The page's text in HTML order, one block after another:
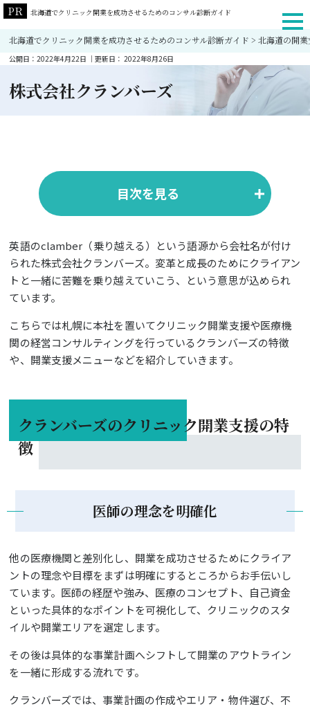
北海道でクリニック開業を成功させるためのコンサル診断ガイド
北海道でクリニック開業を成功させるためのコンサル診断ガイド >北海道の開
公開日：2022年4月22日 ｜更新日：2022年8月26日
株式会社クランバーズ
目次を見る
クランバーズのクリニック開業支援の特徴
クランバーズのクリニック開業における支援メニュー
クランバーズのクリニック開業支援のコンサル費用
クランバーズのクリニック開業支援実績のある診療科
クランバーズの企業DATA
英語のclamber（乗り越える）という語源から会社名が付け
られた株式会社クランバーズ。変革と成長のためにクライアン
トと一緒に苦難を乗り越えていこう、という意思が込められ
ています。
こちらでは札幌に本社を置いてクリニック開業支援や医療機
関の経営コンサルティングを行っているクランバーズの特徴
や、開業支援メニューなどを紹介していきます。
クランバーズのクリニック開業支援の特
徴
医師の理念を明確化
他の医療機関と差別化し、開業を成功させるためにクライア
ントの理念や目標をまずは明確にするところからお手伝いし
ています。医師の経歴や強み、医療のコンセプト、自己資金
といった具体的なポイントを可視化して、クリニックのスタ
イルや開業エリアを選定します。
その後は具体的な事業計画へシフトして開業のアウトライン
を一緒に形成する流れです。
クランバーズでは、事業計画の作成やエリア・物件選び、不